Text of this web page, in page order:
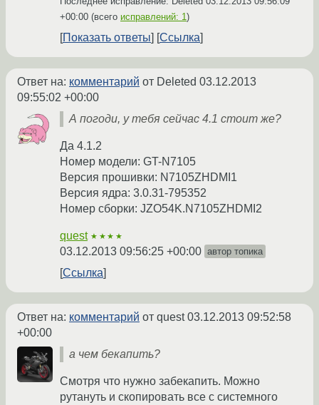
+00:00 (всего исправлений: 1)
Показать ответы Ссылка
Ответ на: комментарий от Deleted 03.12.2013
09:55:02 +00:00
А погоди, у тебя сейчас 4.1 стоит же?
Да 4.1.2
Номер модели: GT-N7105
Версия прошивки: N7105ZHDMI1
Версия ядра: 3.0.31-795352
Номер сборки: JZO54K.N7105ZHDMI2
quest ★★★★
03.12.2013 09:56:25 +00:00 автор топика
Ссылка
Ответ на: комментарий от quest03.12.2013 09:52:58
+00:00
а чем бекапить?
Смотря что нужно забекапить. Можно
рутануть и скопировать все с системного